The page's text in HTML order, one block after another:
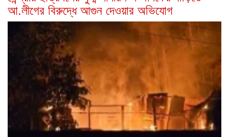
আ.লীগের বিরুদ্ধে আগুন দেওয়ার অভিযোগ